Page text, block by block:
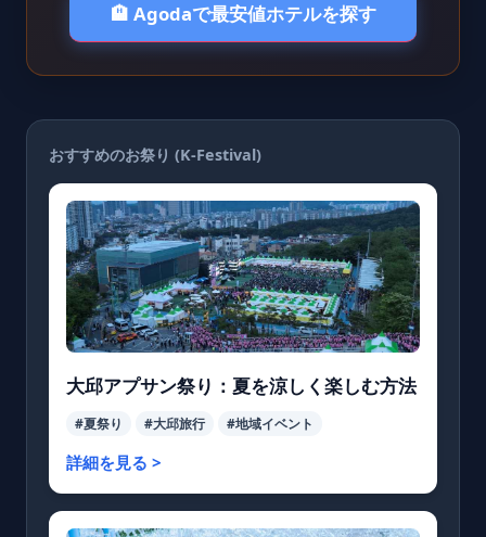
🏨 Agodaで最安値ホテルを探す
おすすめのお祭り (K-Festival)
大邱アプサン祭り：夏を涼しく楽しむ方法
#夏祭り #大邱旅行 #地域イベント
詳細を見る >